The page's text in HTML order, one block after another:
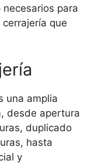
para
que
una amplia
desde apertura
duplicado
hasta
y